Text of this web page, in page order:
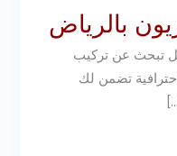
بالرياض
تبحث عن تركيب
تضمن لك